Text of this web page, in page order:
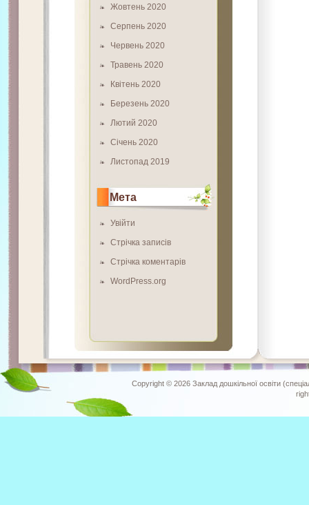
Жовтень 2020
Серпень 2020
Червень 2020
Травень 2020
Квітень 2020
Березень 2020
Лютий 2020
Січень 2020
Листопад 2019
Мета
Увійти
Стрічка записів
Стрічка коментарів
WordPress.org
Copyright © 2026 Заклад дошкільної освіти